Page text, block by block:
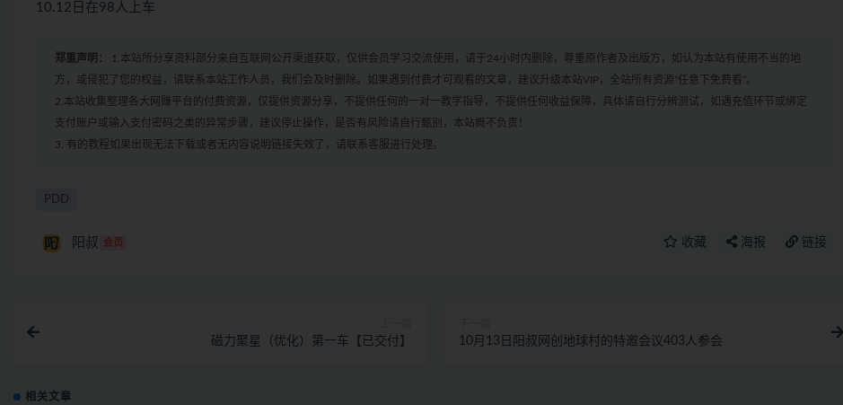
10.12日在98人上车
郑重声明：
1.本站所分享资料部分来自互联网公开渠道获取，仅供会员学习交流使用，请于24小时内删除，尊重原作者及出版方，如认为本站有使用不当的地
方，或侵犯了您的权益，请联系本站工作人员，我们会及时删除。如果遇到付费才可观看的文章，建议升级本站VIP，全站所有资源“任意下免费看”。
2.本站收集整理各大网赚平台的付费资源，仅提供资源分享，不提供任何的一对一教学指导，不提供任何收益保障，具体请自行分辨测试，如遇充值环节或绑定
支付账户或输入支付密码之类的异常步骤，建议停止操作，是否有风险请自行甄别，本站概不负责！
3. 有的教程如果出现无法下载或者无内容说明链接失效了，请联系客服进行处理。
PDD
阳叔 会员 收藏 海报 链接
磁力聚星（优化）第一车【已交付】 10月13日阳叔网创地球村的特邀会议403人参会
相关文章